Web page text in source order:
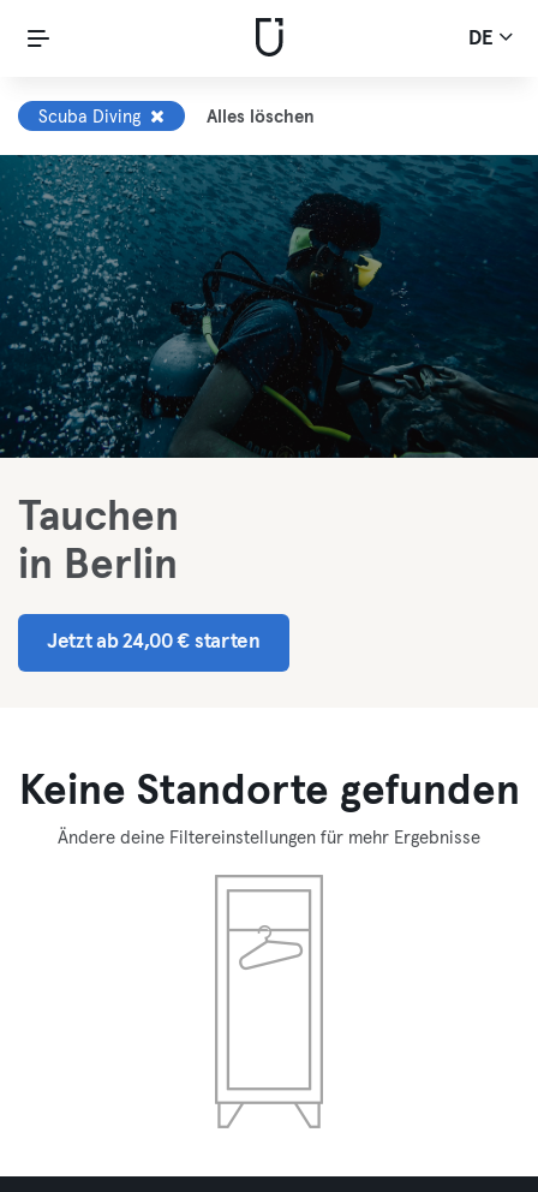
DE
Scuba Diving Alles löschen
Tauchen
in Berlin
Jetzt ab 24,00 € starten
Keine Standorte gefunden
Ändere deine Filtereinstellungen für mehr Ergebnisse